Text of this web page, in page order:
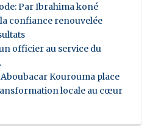
Par Ibrahima koné
confiance renouvelée
officier au service du
Kourouma place
locale au cœur